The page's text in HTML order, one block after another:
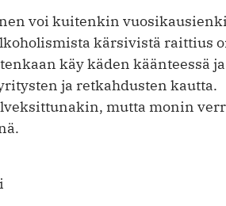
voi kuitenkin
kärsivistä raittius
käy käden käänteessä ja
ja retkahdusten kautta.
mutta monin